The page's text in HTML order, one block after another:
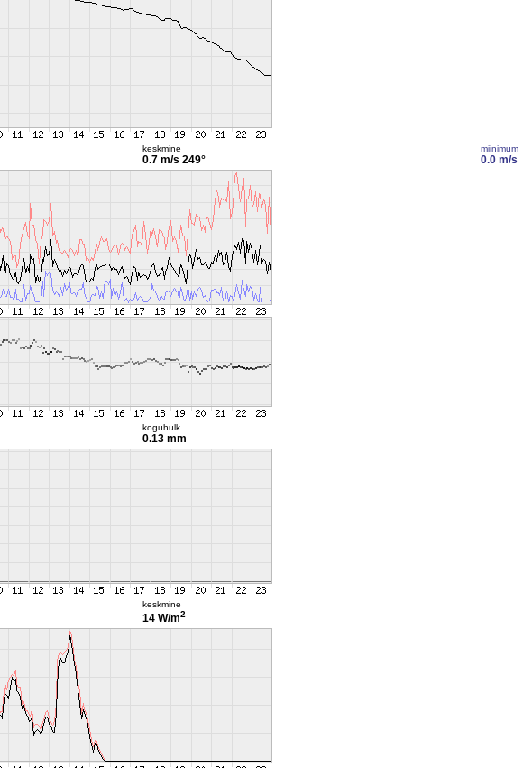
keskmine
0.7 m/s 249°
miinimum
0.0 m/s
koguhulk
0.13 mm
keskmine
14 W/m2